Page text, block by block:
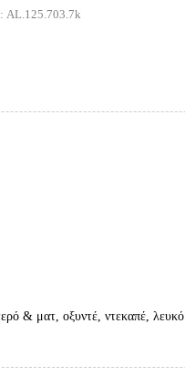
AL.125.703.7k
& ματ, οξυντέ, ντεκαπέ, λευκό